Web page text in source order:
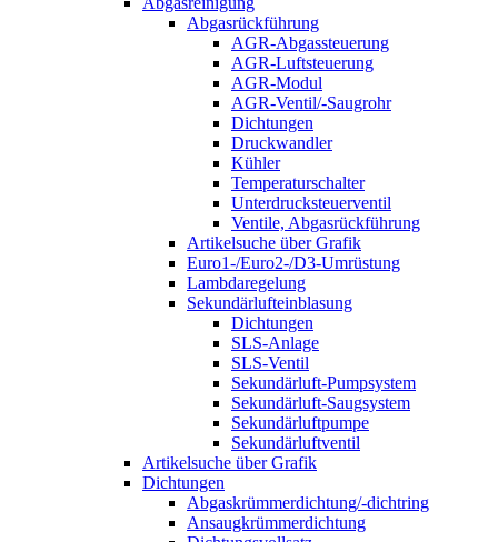
Abgasrückführung
AGR-Abgassteuerung
AGR-Luftsteuerung
AGR-Modul
AGR-Ventil/-Saugrohr
Dichtungen
Druckwandler
Kühler
Temperaturschalter
Unterdrucksteuerventil
Ventile, Abgasrückführung
Artikelsuche über Grafik
Euro1-/Euro2-/D3-Umrüstung
Lambdaregelung
Sekundärlufteinblasung
Dichtungen
SLS-Anlage
SLS-Ventil
Sekundärluft-Pumpsystem
Sekundärluft-Saugsystem
Sekundärluftpumpe
Sekundärluftventil
Artikelsuche über Grafik
Dichtungen
Abgaskrümmerdichtung/-dichtring
Ansaugkrümmerdichtung